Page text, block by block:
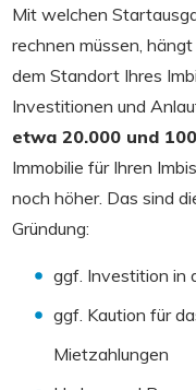
Mit welchen
rechnen müssen,
dem Standort Ihres
Investitionen und
etwa 20.000 und
Immobilie für Ihren
noch höher. Das sind
Gründung:
ggf. Investition in
ggf. Kaution für
Mietzahlungen